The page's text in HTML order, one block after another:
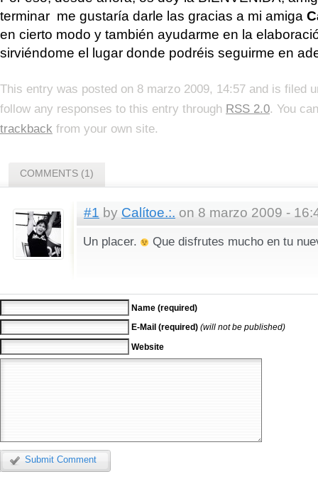
terminar me gustaría darle las gracias a mi amiga
en cierto modo y también ayudarme en la
sirviéndome el lugar donde podréis seguirme en
This entry was posted on 8 marzo 2009, 14:57 and is filed
follow any responses to this entry through RSS 2.0. You
trackback from your own site.
COMMENTS (1)
#1 by Calítoe.:. on 8 marzo 2009 -
Un placer. Que disfrutes mucho en tu
Name (required)
E-Mail (required) (will not be published)
Website
Submit Comment